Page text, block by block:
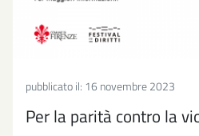
pubblicato il: 16 novembre 2023
Per la parità contro la